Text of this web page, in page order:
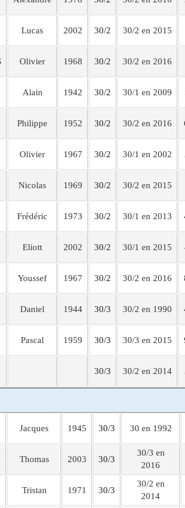
Lucas 2002 30/2 30/2 en 2015
Olivier 1968 30/2 30/2 en 2016
Alain 1942 30/2 30/1 en 2009
Philippe 1952 30/2 30/2 en 2016
Olivier 1967 30/2 30/1 en 2002
Nicolas 1969 30/2 30/2 en 2015
Frédéric 1973 30/2 30/1 en 2013
Eliott 2002 30/2 30/1 en 2015
Youssef 1967 30/2 30/2 en 2016
Daniel 1944 30/3 30/2 en 1990
Pascal 1959 30/3 30/3 en 2015
30/3 30/2 en 2014
Jacques 1945 30/3 30 en 1992
Thomas 2003 30/3
30/3 en
2016
Tristan 1971 30/3
30/2 en
2014